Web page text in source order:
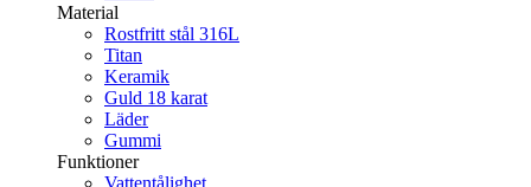
Material
Rostfritt stål 316L
Titan
Keramik
Guld 18 karat
Läder
Gummi
Funktioner